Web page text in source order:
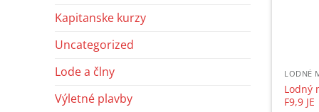
Kapitanske kurzy
Uncategorized
Lode a člny
Výletné plavby
LODNÉ
Lodný
F9,9 JE